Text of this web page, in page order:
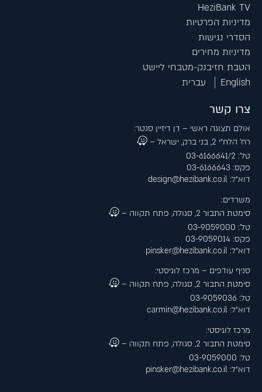
HeziBank TV
מדיניות הפרטיות
הסדרי נגישות
מדיניות מחירים
הטבת חזיבנק-מטבחי ליישט
English
עברית
צרו קשר
אולם תצוגה ראשי – דן דיזיין סנטר:
רח׳ הלח״י 2, בני ברק, ישראל –
טל׳: 03-6166641/2
פקס: 03-6166643
דוא״ל: design@hezibank.co.il
משרדים:
סימטת התבור 2, סגולה, פתח תקווה –
טל׳: 03-9059000
פקס: 03-9059014
דוא״ל: pinsker@hezibank.co.il
סניף עודפים – מרכז לוגיסטי:
סימטת התבור 2, סגולה, פתח תקווה –
טל: 03-9059036
דוא״ל: carmin@hezibank.co.il
מרכז לוגיסטי:
סימטת התבור 2, סגולה, פתח תקווה –
טל: 03-9059000
דוא״ל: pinsker@hezibank.co.il